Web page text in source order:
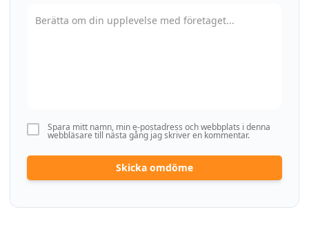
Spara mitt namn, min e-postadress och webbplats i denna
webbläsare till nästa gång jag skriver en kommentar.
Skicka omdöme